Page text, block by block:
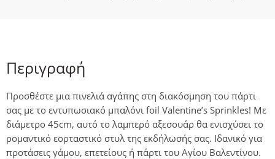
Περιγραφή
Προσθέστε μια πινελιά αγάπης στη διακόσμηση του πάρτι
σας με το εντυπωσιακό μπαλόνι foil Valentine’s Sprinkles! Με
διάμετρο 45cm, αυτό το λαμπερό αξεσουάρ θα ενισχύσει το
ρομαντικό εορταστικό στυλ της εκδήλωσής σας. Ιδανικό για
προτάσεις γάμου, επετείους ή πάρτι του Αγίου Βαλεντίνου.